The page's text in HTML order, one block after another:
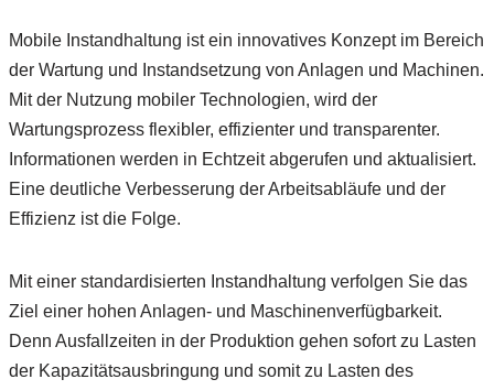
Mobile Instandhaltung ist ein innovatives Konzept im Bereich
der Wartung und Instandsetzung von Anlagen und Machinen.
Mit der Nutzung mobiler Technologien, wird der
Wartungsprozess flexibler, effizienter und transparenter.
Informationen werden in Echtzeit abgerufen und aktualisiert.
Eine deutliche Verbesserung der Arbeitsabläufe und der
Effizienz ist die Folge.
Mit einer standardisierten Instandhaltung verfolgen Sie das
Ziel einer hohen Anlagen- und Maschinenverfügbarkeit.
Denn Ausfallzeiten in der Produktion gehen sofort zu Lasten
der Kapazitätsausbringung und somit zu Lasten des